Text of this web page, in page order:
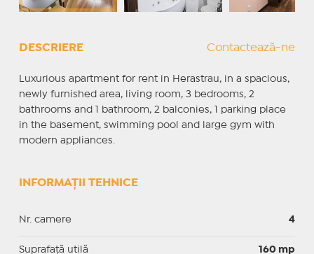
DESCRIERE Contactează-ne
Luxurious apartment for rent in Herastrau, in a spacious,
newly furnished area, living room, 3 bedrooms, 2
bathrooms and 1 bathroom, 2 balconies, 1 parking place
in the basement, swimming pool and large gym with
modern appliances.
INFORMAȚII TEHNICE
Nr. camere 4
Suprafaţă utilă 160 mp